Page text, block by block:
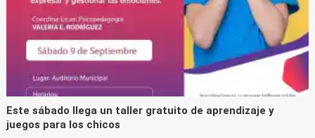
Este sábado llega un taller gratuito de aprendizaje y
juegos para los chicos